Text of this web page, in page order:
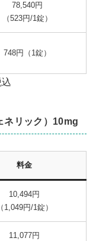
78,540円
（523円/1錠）
748円（1錠）
ネリック）10mg
料金
10,494円
（1,049円/1錠）
11,077円